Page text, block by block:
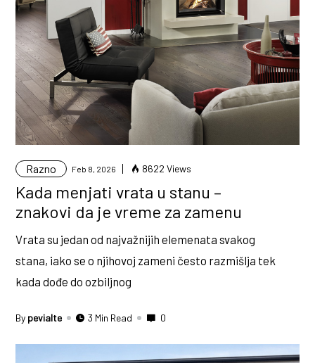
Razno Feb 8, 2026 8622 Views
Kada menjati vrata u stanu –
znakovi da je vreme za zamenu
Vrata su jedan od najvažnijih elemenata svakog
stana, iako se o njihovoj zameni često razmišlja tek
kada dođe do ozbiljnog
By pevialte 3 Min Read 0